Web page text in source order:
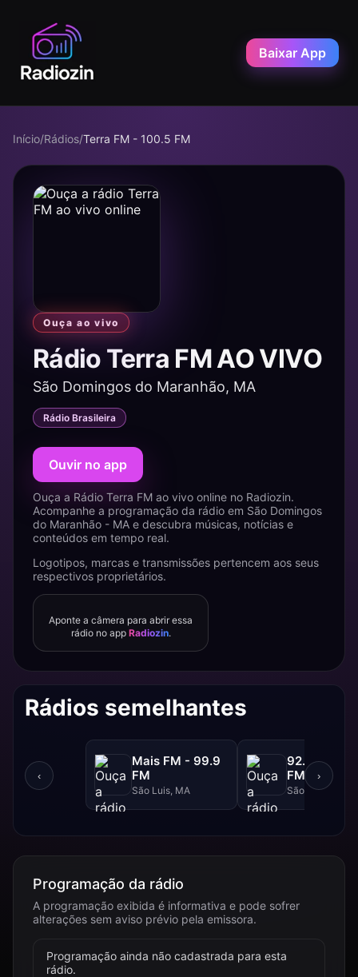
Baixar App
Início/Rádios/Terra FM - 100.5 FM
Ouça ao vivo
Rádio Terra FM AO VIVO
São Domingos do Maranhão, MA
Rádio Brasileira
Ouvir no app
Ouça a Rádio Terra FM ao vivo online no Radiozin.
Acompanhe a programação da rádio em São Domingos
do Maranhão - MA e descubra músicas, notícias e
conteúdos em tempo real.
Logotipos, marcas e transmissões pertencem aos seus
respectivos proprietários.
Aponte a câmera para abrir essa
rádio no app Radiozin.
Rádios semelhantes
‹
Mais FM - 99.9
FM
São Luis, MA
92.FM -
FM
São Luis, MA
›
Programação da rádio
A programação exibida é informativa e pode sofrer
alterações sem aviso prévio pela emissora.
Programação ainda não cadastrada para esta
rádio.